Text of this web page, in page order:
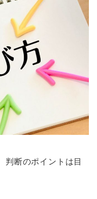
判断のポイントは目